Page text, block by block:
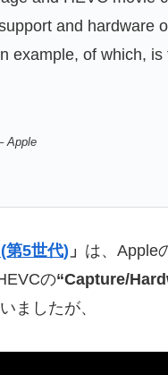
and hardware
example, of which,
Apple
第5世代) 」 は、Apple
の“Capture/
ましたが、